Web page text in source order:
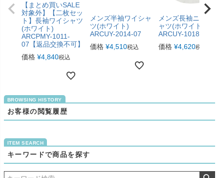
【まとめ買いSALE
対象外】【二枚セッ
ト】長袖ワイシャツ
(ホワイト)
ARCPMY-1011-
07【返品交換不可】
価格 ¥4,840税込
メンズ半袖ワイシャ
ツ(ホワイト)
ARCUY-2014-07
価格 ¥4,510税込
メンズ長袖ニット
ャツ(ホワイト)
ARCUY-1018-07
価格 ¥4,620税込
お客様の閲覧履歴
キーワードで商品を探す